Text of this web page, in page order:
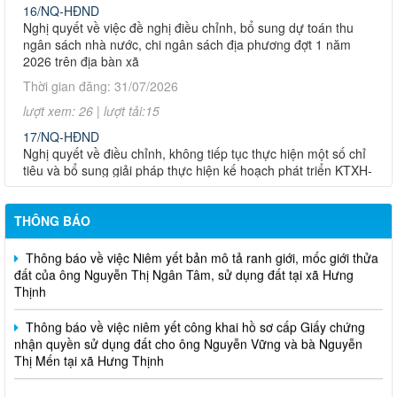
Nghị quyết về việc đề nghị điều chỉnh, bổ sung dự toán thu
ngân sách nhà nước, chi ngân sách địa phương đợt 1 năm
2026 trên địa bàn xã
Thời gian đăng: 31/07/2026
lượt xem: 26 | lượt tải:15
17/NQ-HĐND
Nghị quyết về điều chỉnh, không tiếp tục thực hiện một số chỉ
tiêu và bổ sung giải pháp thực hiện kế hoạch phát triển KTXH-
QPAN năm 2026 trên địa bàn xã Hưng Thịnh
Thời gian đăng: 31/07/2026
lượt xem: 22 | lượt tải:13
18/NQ-HĐND
Nghị quyết về việc điều chỉnh, bổ sung Kế hoạch đầu tư công
năm 2026 (đợt 1) xã Hưng Thịnh
Thời gian đăng: 31/07/2026
lượt xem: 25 | lượt tải:13
14/NQ-HĐND
Nghị quyết về việc sắp xếp, tổ chức lại các ấp trên địa bàn xã
THÔNG BÁO
Thông báo về việc nêm yết bản mô tả ranh giới, mốc giới thửa
đất của bà Nguyễn Thị Kim Lan sử dụng đất tại xã Hưng Thịnh
Thông báo về việc niêm yết công khai hồ sơ mất giấy chứng
nhận quyền sử dụng đất của ông Trần Thanh Triều tại xã Hưng
Thịnh, Thành phố Đồng Nai
Thông báo về việc Niêm yết bản mô tả ranh giới, mốc giới thửa
đất của ông Hồ Sáu sử dụng đất tại xã Hưng Thịnh.
Thị Thanh
Thông báo về việc Niêm yết bản mô tả ranh giới, mốc giới thửa
đất của ông Nguyễn Thị Ngân Tâm, sử dụng đất tại xã Hưng
Thịnh
Thông báo về việc niêm yết công khai hồ sơ cấp Giấy chứng
nhận quyền sử dụng đất cho ông Nguyễn Vững và bà Nguyễn
Thị Mến tại xã Hưng Thịnh